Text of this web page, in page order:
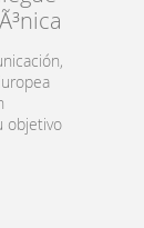
objetivo